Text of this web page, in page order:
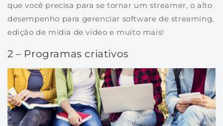
que você precisa para se tornar um streamer, o alto
desempenho para gerenciar software de streaming,
edição de mídia de vídeo e muito mais!
2 – Programas criativos